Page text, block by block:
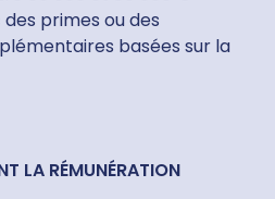
primes ou des
basées sur la
LA RÉMUNÉRATION